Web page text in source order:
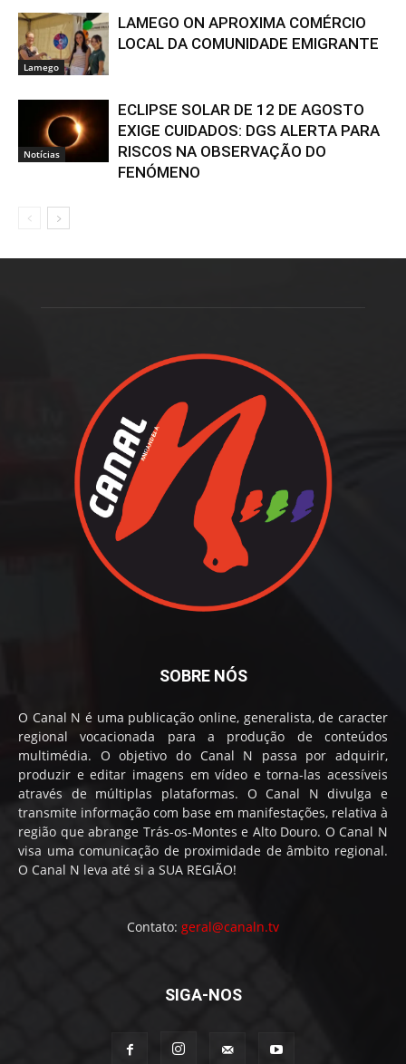
Lamego
LAMEGO ON APROXIMA COMÉRCIO
LOCAL DA COMUNIDADE EMIGRANTE
Notícias
ECLIPSE SOLAR DE 12 DE AGOSTO
EXIGE CUIDADOS: DGS ALERTA PARA
RISCOS NA OBSERVAÇÃO DO
FENÓMENO
SOBRE NÓS
O Canal N é uma publicação online, generalista, de caracter
regional vocacionada para a produção de conteúdos
multimédia. O objetivo do Canal N passa por adquirir,
produzir e editar imagens em vídeo e torna-las acessíveis
através de múltiplas plataformas. O Canal N divulga e
transmite informação com base em manifestações, relativa à
região que abrange Trás-os-Montes e Alto Douro. O Canal N
visa uma comunicação de proximidade de âmbito regional.
O Canal N leva até si a SUA REGIÃO!
Contato: geral@canaln.tv
SIGA-NOS